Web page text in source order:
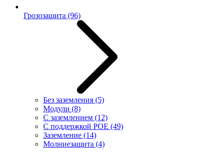
Грозозащита (96)
Без заземления (5)
Модули (8)
С заземлением (12)
С поддержкой POE (49)
Заземление (14)
Молниезащита (4)